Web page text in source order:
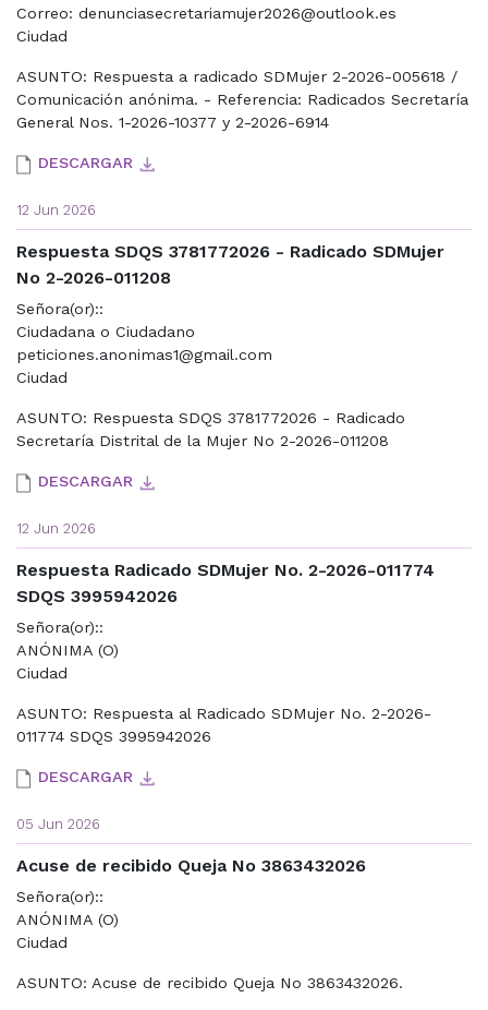
Correo: denunciasecretariamujer2026@outlook.es
Ciudad
ASUNTO: Respuesta a radicado SDMujer 2-2026-005618 /
Comunicación anónima. - Referencia: Radicados Secretaría
General Nos. 1-2026-10377 y 2-2026-6914
DESCARGAR
12 Jun 2026
Respuesta SDQS 3781772026 - Radicado SDMujer
No 2-2026-011208
Señora(or)::
Ciudadana o Ciudadano
peticiones.anonimas1@gmail.com
Ciudad
ASUNTO: Respuesta SDQS 3781772026 - Radicado
Secretaría Distrital de la Mujer No 2-2026-011208
DESCARGAR
12 Jun 2026
Respuesta Radicado SDMujer No. 2-2026-011774
SDQS 3995942026
Señora(or)::
ANÓNIMA (O)
Ciudad
ASUNTO: Respuesta al Radicado SDMujer No. 2-2026-
011774 SDQS 3995942026
DESCARGAR
05 Jun 2026
Acuse de recibido Queja No 3863432026
Señora(or)::
ANÓNIMA (O)
Ciudad
ASUNTO: Acuse de recibido Queja No 3863432026.